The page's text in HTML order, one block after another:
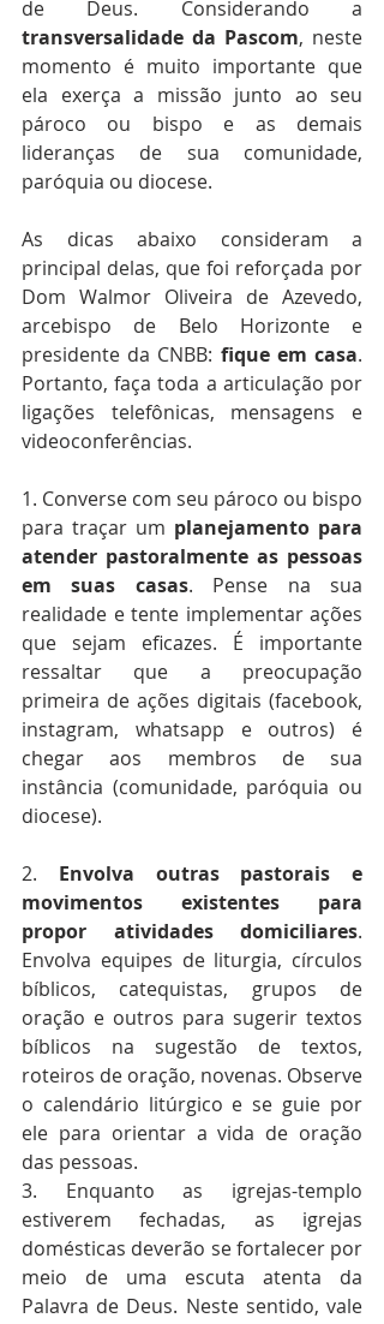
transversalidade da Pascom, neste
momento é muito importante que
ela exerça a missão junto ao seu
pároco ou bispo e as demais
lideranças de sua comunidade,
paróquia ou diocese.
As dicas abaixo consideram a
principal delas, que foi reforçada por
Dom Walmor Oliveira de Azevedo,
arcebispo de Belo Horizonte e
presidente da CNBB: fique em casa.
Portanto, faça toda a articulação por
ligações telefônicas, mensagens e
videoconferências.
1. Converse com seu pároco ou bispo
para traçar um planejamento para
atender pastoralmente as pessoas
em suas casas. Pense na sua
realidade e tente implementar ações
que sejam eficazes. É importante
ressaltar que a preocupação
primeira de ações digitais (facebook,
instagram, whatsapp e outros) é
chegar aos membros de sua
instância (comunidade, paróquia ou
diocese).
2. Envolva outras pastorais e
movimentos existentes para
propor atividades domiciliares.
Envolva equipes de liturgia, círculos
bíblicos, catequistas, grupos de
oração e outros para sugerir textos
bíblicos na sugestão de textos,
roteiros de oração, novenas. Observe
o calendário litúrgico e se guie por
ele para orientar a vida de oração
das pessoas.
3. Enquanto as igrejas-templo
estiverem fechadas, as igrejas
domésticas deverão se fortalecer por
meio de uma escuta atenta da
Palavra de Deus. Neste sentido, vale